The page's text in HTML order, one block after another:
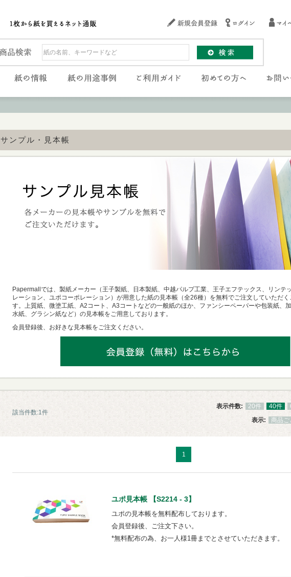
サンプル・見本帳
Papermallでは、製紙メーカー（王子製紙、日本製紙、中越パルプ工業、王子エフテックス、リンテ
レーション、ユポコーポレーション）が用意した紙の見本帳（全26種）を無料でご注文していただく
す。上質紙、微塗工紙、A2コート、A3コートなどの一般紙のほか、ファンシーペーパーや包装紙、
水紙、グラシン紙など）の見本帳をご用意しております。
会員登録後、お好きな見本帳をご注文ください。
該当件数:1件
表示件数: 20件 40件
表示:
商品ご
1
ユポ見本帳 【S2214 - 3】
ユポの見本帳を無料配布しております。
会員登録後、ご注文下さい。
*無料配布の為、お一人様1冊までとさせていただきます。